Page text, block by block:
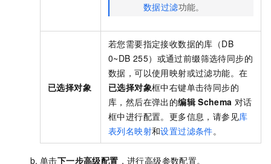
数据过滤功能。
已选择对象
若您需要指定接收数据的库（DB
0~DB 255）或通过前缀筛选待同步的
数据，可以使用映射或过滤功能。在
已选择对象框中右键单击待同步的
库，然后在弹出的编辑 Schema 对话
框中进行配置。更多信息，请参见库
表列名映射和设置过滤条件。
单击下一步高级配置 ，进行高级参数配置。